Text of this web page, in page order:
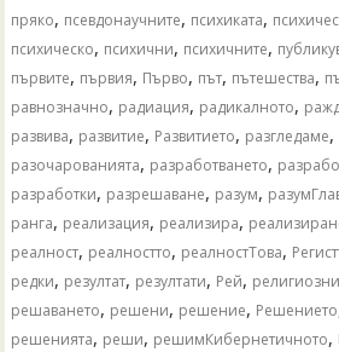
пряко, псевдонаучните, психиката,
психическо, психични, психичните,
първите, първия, Първо, път, пътешества,
равнозначно, радиация, радикалното,
развива, развитие, Развитието, разгледаме,
разочарованията, разработването,
разработки, разрешаване, разум,
ранга, реализация, реализира,
реалност, реалностто, реалностТова,
редки, резултат, резултати, Рей,
решаването, решени, решение, Решението
решенията, реши, решимКибернетичното,